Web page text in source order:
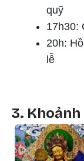
quỹ
17h30:
20h:
lễ
3.